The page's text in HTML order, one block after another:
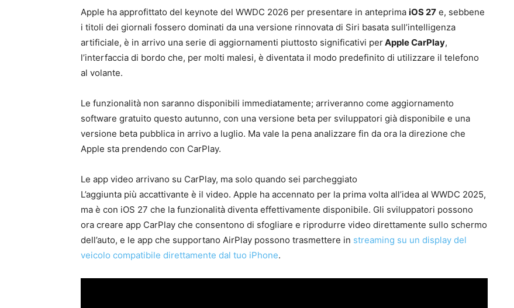
Apple ha approfittato del keynote del WWDC 2026 per presentare in anteprima iOS 27 e, sebbene
i titoli dei giornali fossero dominati da una versione rinnovata di Siri basata sull’intelligenza
artificiale, è in arrivo una serie di aggiornamenti piuttosto significativi perApple CarPlay,
l’interfaccia di bordo che, per molti malesi, è diventata il modo predefinito di utilizzare il telefono
al volante.
Le funzionalità non saranno disponibili immediatamente; arriveranno come aggiornamento
software gratuito questo autunno, con una versione beta per sviluppatori già disponibile e una
versione beta pubblica in arrivo a luglio. Ma vale la pena analizzare fin da ora la direzione che
Apple sta prendendo con CarPlay.
Le app video arrivano su CarPlay, ma solo quando sei parcheggiato
L’aggiunta più accattivante è il video. Apple ha accennato per la prima volta all’idea al WWDC 2025,
ma è con iOS 27 che la funzionalità diventa effettivamente disponibile. Gli sviluppatori possono
ora creare app CarPlay che consentono di sfogliare e riprodurre video direttamente sullo schermo
dell’auto, e le app che supportano AirPlay possono trasmettere in streaming su un display del
veicolo compatibile direttamente dal tuo iPhone.